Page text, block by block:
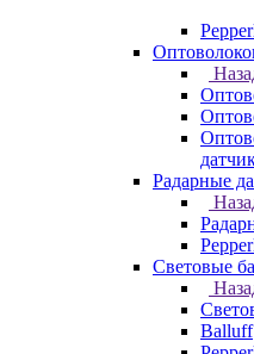
Радарные
Световые
Balluff